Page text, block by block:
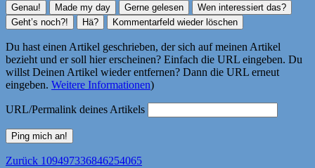
Du hast einen Artikel geschrieben, der sich auf meinen Artikel
bezieht und er soll hier erscheinen? Einfach die URL eingeben. Du
willst Deinen Artikel wieder entfernen? Dann die URL erneut
eingeben. Weitere Informationen)
URL/Permalink deines Artikels
Beitragsnavigation
Zurück Vorheriger
109497336846254065